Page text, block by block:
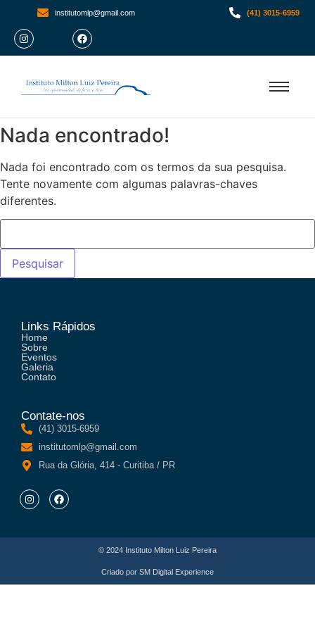
institutomlp@gmail.com (41) 3015-6959
Nada encontrado!
Nada foi encontrado com os termos da sua pesquisa.
Tente novamente com algumas palavras-chaves
diferentes.
Links Rápidos
Home
Sobre
Eventos
Galeria
Contato
Contate-nos
(41) 3015-6959
institutomlp@gmail.com
Rua da Glória, 414 - Curitiba / PR
© 2024 Instituto Milton Luiz Pereira
Criado por SM Digital Experience